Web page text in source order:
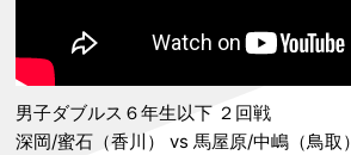
男子ダブルス６年生以下 ２回戦
深岡/蜜石（香川） vs 馬屋原/中嶋（鳥取）